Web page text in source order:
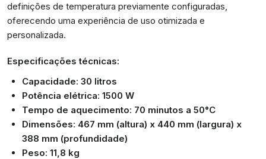
definições de temperatura previamente configuradas,
oferecendo uma experiência de uso otimizada e
personalizada.
Especificações técnicas:
Capacidade: 30 litros
Potência elétrica: 1500 W
Tempo de aquecimento: 70 minutos a 50°C
Dimensões: 467 mm (altura) x 440 mm (largura) x
388 mm (profundidade)
Peso: 11,8 kg